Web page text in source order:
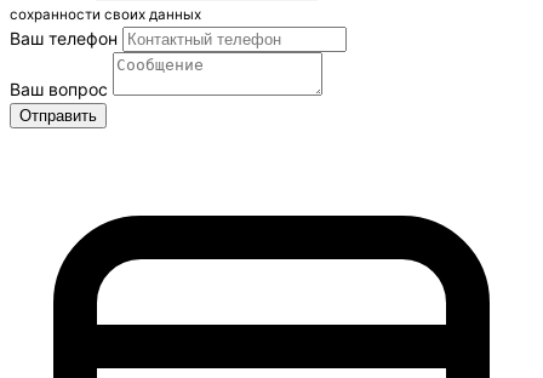
сохранности своих данных
Ваш телефон
Ваш вопрос